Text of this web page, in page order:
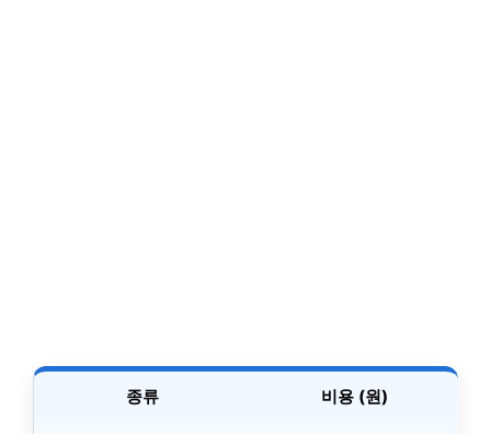
종류 비용 (원)